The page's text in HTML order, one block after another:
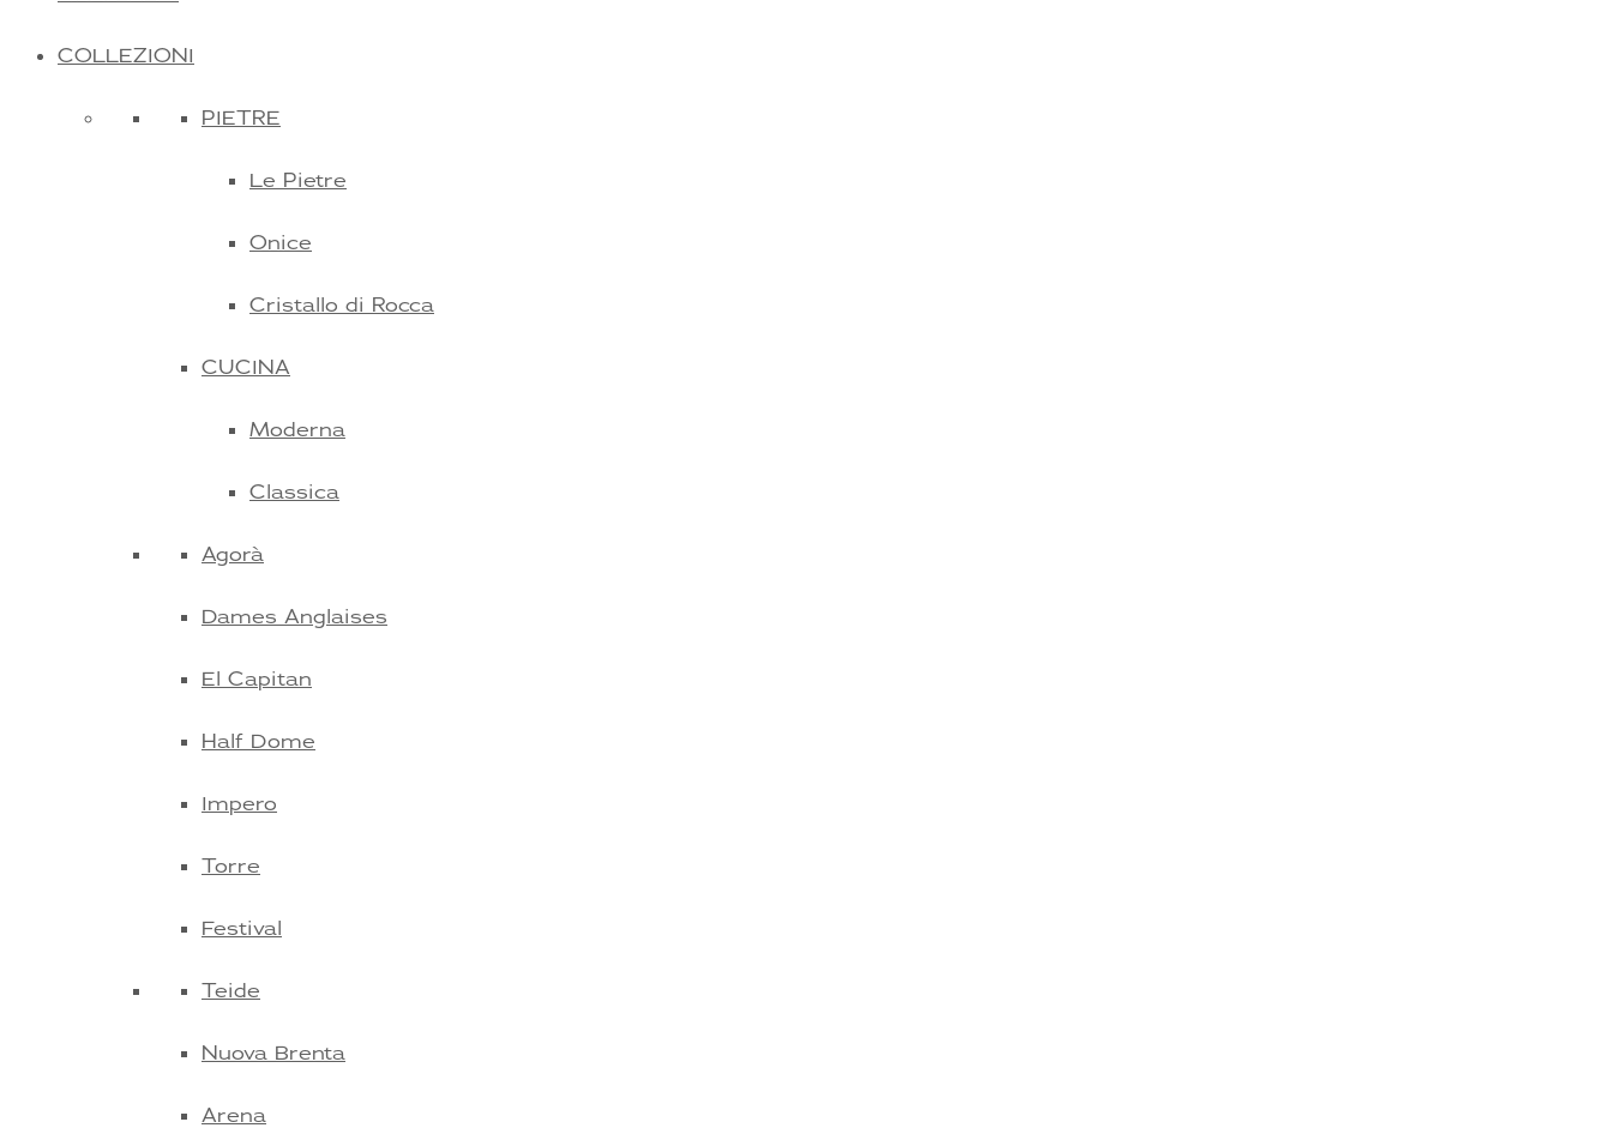
COLLEZIONI
PIETRE
Le Pietre
Onice
Cristallo di Rocca
CUCINA
Moderna
Classica
Agorà
Dames Anglaises
El Capitan
Half Dome
Impero
Torre
Festival
Teide
Nuova Brenta
Arena